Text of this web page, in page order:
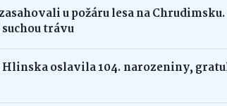
u požáru lesa na
trávu
Hlinska oslavila 104. narozeniny,